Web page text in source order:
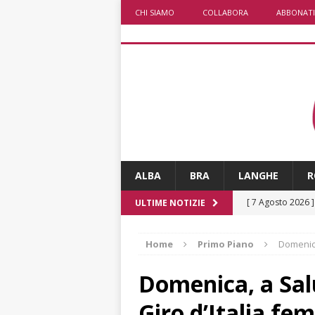
CHI SIAMO COLLABORA ABBONATI
ALBA BRA LANGHE
ULTIME NOTIZIE [ 7 Agosto 2026 ]
[ 7 Agosto 2026 ]
non cancellano
[ 7 Agosto 2026 ]
Home Primo Piano
Domenica, a